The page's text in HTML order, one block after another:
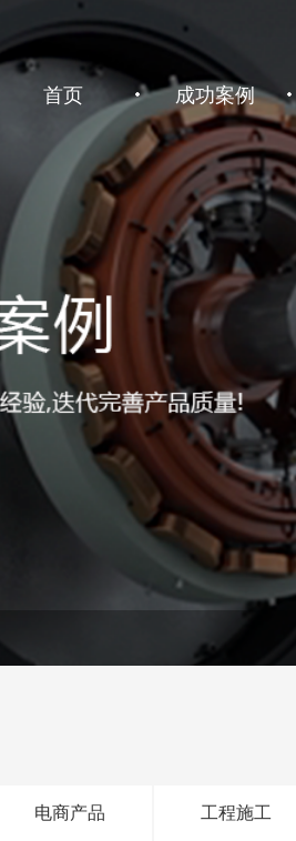
首页
HOME
成功案例
CASE
电商产品 工程施工